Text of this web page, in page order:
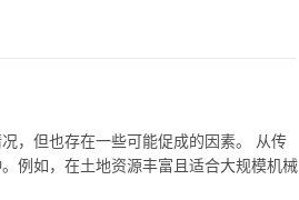
，但也存在一些可能促成的因素。 从传
例如，在土地资源丰富且适合大规模机械